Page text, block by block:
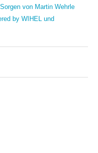
von Martin Wehrle
by WIHEL und